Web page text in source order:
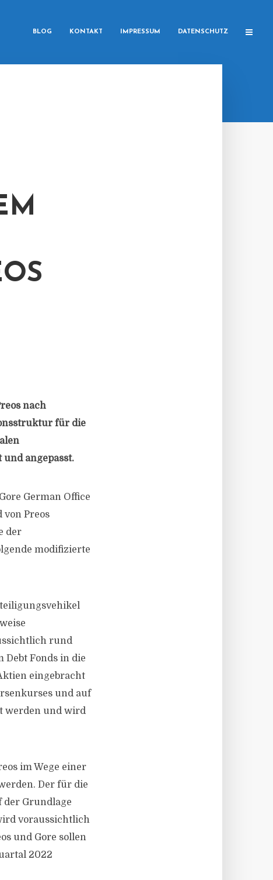
BLOG KONTAKT IMPRESSUM DATENSCHUTZ
K
nach
für die
angepasst.
German Office
von Preos
der
modifizierte
rund
Fonds in die
eingebracht
und auf
werden und wird
im Wege einer
Der für die
der Grundlage
voraussichtlich
und Gore sollen
2022